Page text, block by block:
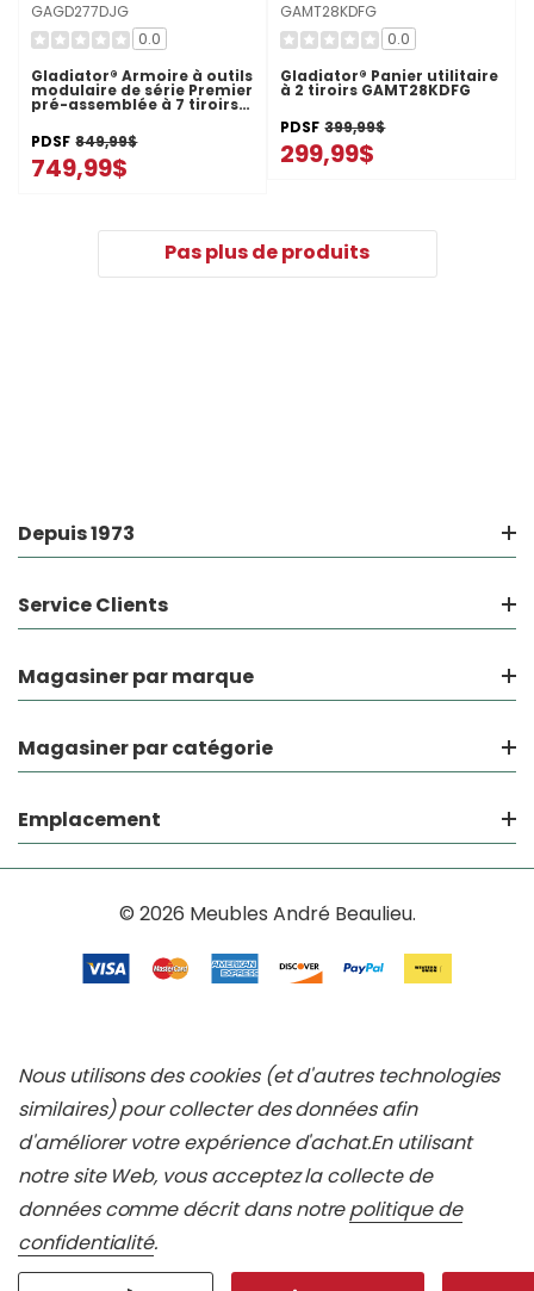
GAGD277DJG
0.0
Gladiator® Armoire à outils
modulaire de série Premier
pré-assemblée à 7 tiroirs
GAGD277DJG
PDSF 849,99$
749,99$
GAMT28KDFG
0.0
Gladiator® Panier utilitaire
à 2 tiroirs GAMT28KDFG
PDSF 399,99$
299,99$
Pas plus de produits
Depuis 1973
Service Clients
Magasiner par marque
Magasiner par catégorie
Emplacement
© 2026 Meubles André Beaulieu.
Nous utilisons des cookies (et d'autres technologies
similaires) pour collecter des données afin
d'améliorer votre expérience d'achat.En utilisant
notre site Web, vous acceptez la collecte de
données comme décrit dans notrepolitique de
confidentialité.